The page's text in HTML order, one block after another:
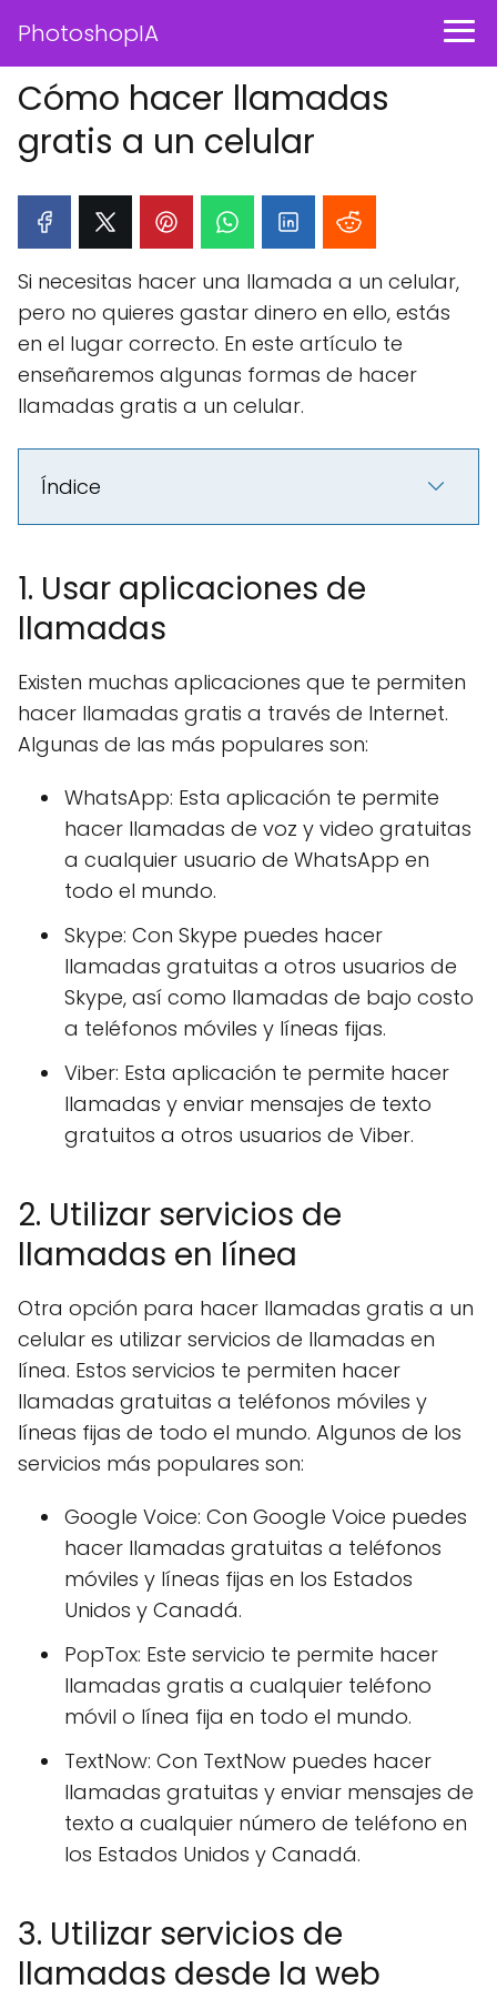
PhotoshopIA
Cómo hacer llamadas
gratis a un celular
Si necesitas hacer una llamada a un celular,
pero no quieres gastar dinero en ello, estás
en el lugar correcto. En este artículo te
enseñaremos algunas formas de hacer
llamadas gratis a un celular.
Índice
1. Usar aplicaciones de
llamadas
Existen muchas aplicaciones que te permiten
hacer llamadas gratis a través de Internet.
Algunas de las más populares son:
WhatsApp: Esta aplicación te permite
hacer llamadas de voz y video gratuitas
a cualquier usuario de WhatsApp en
todo el mundo.
Skype: Con Skype puedes hacer
llamadas gratuitas a otros usuarios de
Skype, así como llamadas de bajo costo
a teléfonos móviles y líneas fijas.
Viber: Esta aplicación te permite hacer
llamadas y enviar mensajes de texto
gratuitos a otros usuarios de Viber.
2. Utilizar servicios de
llamadas en línea
Otra opción para hacer llamadas gratis a un
celular es utilizar servicios de llamadas en
línea. Estos servicios te permiten hacer
llamadas gratuitas a teléfonos móviles y
líneas fijas de todo el mundo. Algunos de los
servicios más populares son:
Google Voice: Con Google Voice puedes
hacer llamadas gratuitas a teléfonos
móviles y líneas fijas en los Estados
Unidos y Canadá.
PopTox: Este servicio te permite hacer
llamadas gratis a cualquier teléfono
móvil o línea fija en todo el mundo.
TextNow: Con TextNow puedes hacer
llamadas gratuitas y enviar mensajes de
texto a cualquier número de teléfono en
los Estados Unidos y Canadá.
3. Utilizar servicios de
llamadas desde la web